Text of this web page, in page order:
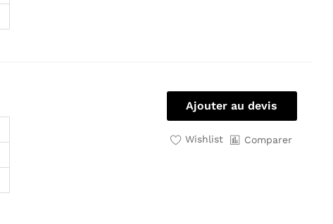
Ajouter au devis
Wishlist Comparer